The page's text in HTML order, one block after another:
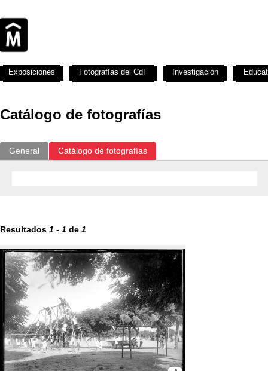
Catálogo de fotografías
General Catálogo de fotografías
Resultados 1 - 1 de 1
Exposiciones Fotografías del CdF Investigación